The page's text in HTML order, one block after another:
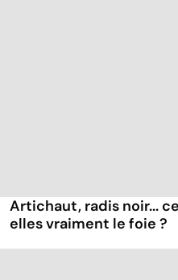
Artichaut, radis noir...
elles vraiment le foie ?